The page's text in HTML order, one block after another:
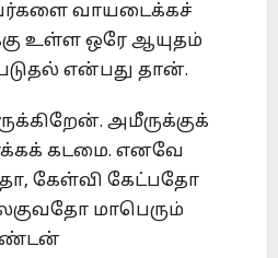
வாயடைக்கச்
உள்ள ஒரே ஆயுதம்
என்பது தான்.
அமீருக்குக்
கடமை. எனவே
கேள்வி கேட்பதோ
மாபெரும்